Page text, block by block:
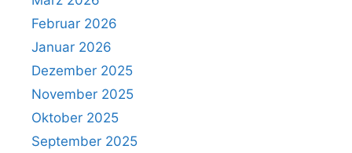
Februar 2026
Januar 2026
Dezember 2025
November 2025
Oktober 2025
September 2025